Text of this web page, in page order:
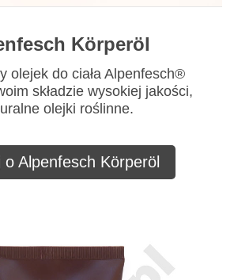
Körperöl
olejek do ciała Alpenfesch®
składzie wysokiej jakości,
olejki roślinne.
o Alpenfesch Körperöl